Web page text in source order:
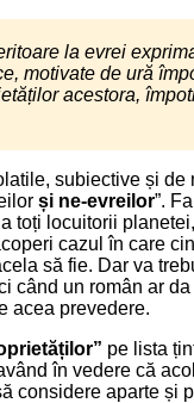
la evrei
motivate de ură
acestora,
subiective și de
și ne-evreilor”.
toți locuitorii
cazul în care
să fie. Dar va
când un român ar
acea prevedere.
pe lista
în vedere că
considere aparte și